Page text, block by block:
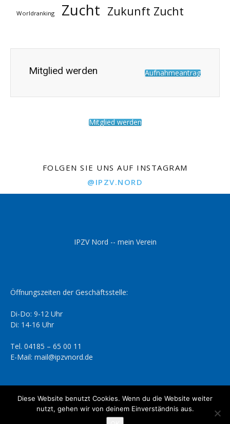
Worldranking Zucht Zukunft Zucht
Mitglied werden Aufnahmeantrag
Mitglied werden
FOLGEN SIE UNS AUF INSTAGRAM
@IPZV.NORD
IPZV Nord -- mein Verein
Öffnungszeiten der Geschäftsstelle:
Di-Do: 9-12 Uhr
Di: 14-16 Uhr
Tel. 04185 – 65 00 11
E-Mail: mail@ipzvnord.de
Datenschutzerklärung Impressum
Diese Website benutzt Cookies. Wenn du die Website weiter
nutzt, gehen wir von deinem Einverständnis aus.